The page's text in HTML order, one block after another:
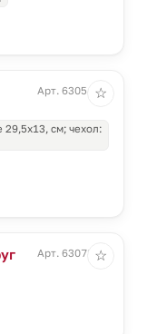
Арт. 63054.30
29,5х13, см; чехол:
☆
Арт. 63078.01
☆